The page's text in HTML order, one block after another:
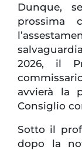
Dunque,
prossima
2026, il
avvierà la
Consiglio
Sotto il
dopo la